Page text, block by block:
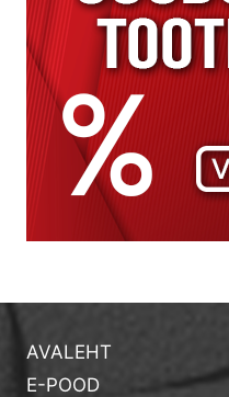
AVALEHT
E-POOD